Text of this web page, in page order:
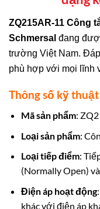
ZQ215AR-11 Công
Schmersal đang
trường Việt Nam.
phù hợp với mọi lĩnh
Thông số kỹ thuật
Mã sản phẩm:
Loại sản phẩm:
Loại tiếp điểm:
(Normally Open)
Điện áp hoạt động
khác với điện áp